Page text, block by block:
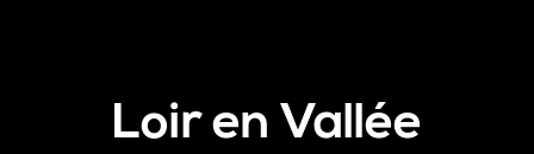
Loir en Vallée